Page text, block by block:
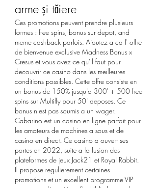
arme și tăiere
Ces promotions peuvent prendre plusieurs
formes : free spins, bonus sur depot, and
meme cashback parfois. Ajoutez a ca l' offre
de bienvenue exclusive Madness Bonus x
Cresus et vous avez ce qu'il faut pour
decouvrir ce casino dans les meilleures
conditions possibles. Cette offre consiste en
un bonus de 150% jusqu'a 300' + 500 free
spins sur Multifly pour 50' deposes. Ce
bonus n'est pas soumis a un wager.
Cabarino est un casino en ligne parfait pour
les amateurs de machines a sous et de
casino en direct. Ce casino a ouvert ses
portes en 2022, suite a la fusion des
plateformes de jeux Jack21 et Royal Rabbit.
Il propose regulierement certaines
promotions et un excellent programme VIP